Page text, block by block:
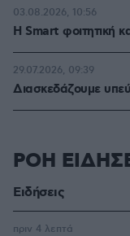
Η Smart φοιτητική
03.08.2026, 10:56
Διασκεδάζουμε
29.07.2026, 09:39
ΡΟΗ
Ειδήσεις
πριν 4 λεπτά